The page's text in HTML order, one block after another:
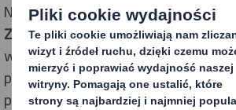
NaszeWskaźniki Projektowania dla
Zamkniętego(Circular Design
wgląd w efektywność obiegu
projektu opakowania, porównanie
projektowych na efektywność